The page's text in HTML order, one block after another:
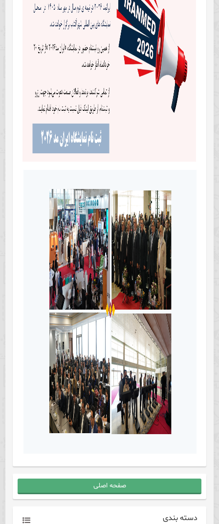
صفحه اصلی
دسته بندی